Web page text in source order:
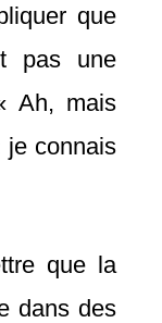
que
pas une
Ah, mais
je connais
que la
dans des